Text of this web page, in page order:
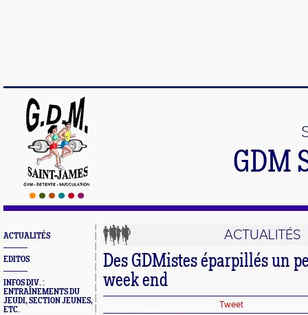
GDM
ACTUALITÉS
EDITOS
INFOS DIV. :
ENTRAÎNEMENTS DU
JEUDI, SECTION JEUNES,
ETC.
ACTUALITÉS
Des GDMistes éparpillés un
week end
Tweet